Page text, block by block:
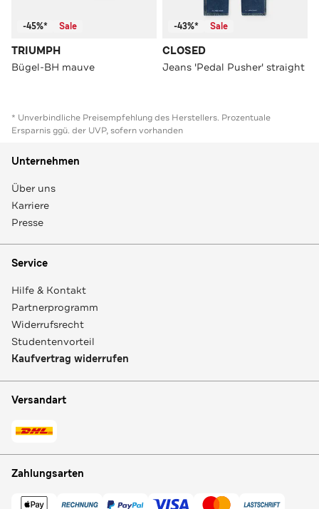
-45%* Sale
TRIUMPH
Bügel-BH mauve
-43%* Sale
CLOSED
Jeans 'Pedal Pusher' straight
* Unverbindliche Preisempfehlung des Herstellers. Prozentuale
Ersparnis ggü. der UVP, sofern vorhanden
Unternehmen
Über uns
Karriere
Presse
Service
Hilfe & Kontakt
Partnerprogramm
Widerrufsrecht
Studentenvorteil
Kaufvertrag widerrufen
Versandart
Zahlungsarten